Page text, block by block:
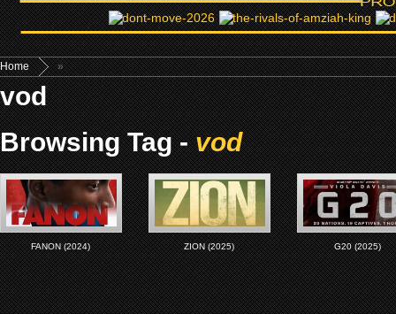
Home »
vod
Browsing Tag -vod
FANON (2024) ZION (2025) G20 (2025)